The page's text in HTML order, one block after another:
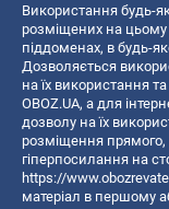
Використання будь-
розміщених на цьому
піддоменах, в будь-
Дозволяється
на їх використання
OBOZ.UA, а для
дозволу на їх
розміщення прямого,
гіперпосилання на
https://
матеріал в першому